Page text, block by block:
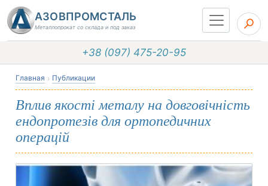
АЗОВПРОМСТАЛЬ
Металлопрокат со склада и под заказ
+38 (097) 475-20-95
Главная Публикации
Вплив якості металу на довговічність
ендопротезів для ортопедичних
операцій